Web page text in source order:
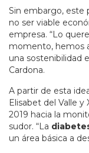
Sin embargo, este
no ser viable
empresa. “Lo
momento, hemos
una sostenibilidad
Cardona.
A partir de esta
Elisabet del Valle y
2019 hacia la
sudor. “La
un área básica a